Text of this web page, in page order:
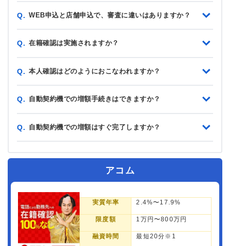
Q. WEB申込と店舗申込で、審査に違いはありますか？
Q. 在籍確認は実施されますか？
Q. 本人確認はどのようにおこなわれますか？
Q. 自動契約機での増額手続きはできますか？
Q. 自動契約機での増額はすぐ完了しますか？
アコム
実質年率 2.4%〜17.9%
限度額 1万円〜800万円
融資時間 最短20分※1